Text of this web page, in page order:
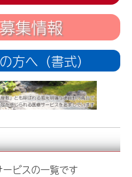
集情報
方へ（書式）
ビスの一覧です